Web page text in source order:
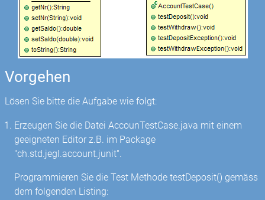
Vorgehen
Lösen Sie bitte die Aufgabe wie folgt:
Erzeugen Sie die Datei AccounTestCase.java mit einem
geeigneten Editor z.B. im Package
"ch.std.jegl.account.junit".
Programmieren Sie die Test Methode testDeposit() gemäss
dem folgenden Listing: